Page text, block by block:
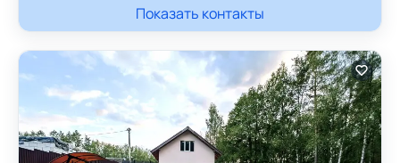
Показать контакты